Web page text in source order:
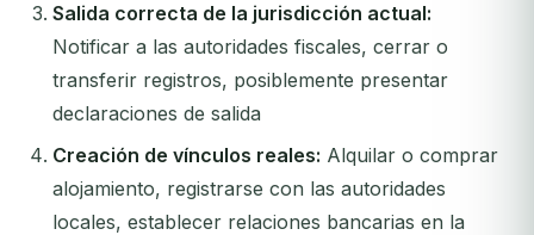
Salida correcta de la jurisdicción actual:
Notificar a las autoridades fiscales, cerrar o
transferir registros, posiblemente presentar
declaraciones de salida
Creación de vínculos reales: Alquilar o comprar
alojamiento, registrarse con las autoridades
locales, establecer relaciones bancarias en la